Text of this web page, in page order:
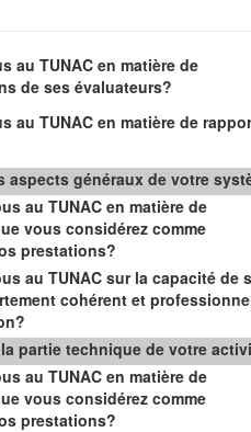
au TUNAC en matière de
de ses évaluateurs?
au TUNAC en matière de
aspects généraux de votre
au TUNAC en matière de
vous considérez comme
prestations?
au TUNAC sur la capacité de
cohérent et
partie technique de votre
au TUNAC en matière de
vous considérez comme
prestations?